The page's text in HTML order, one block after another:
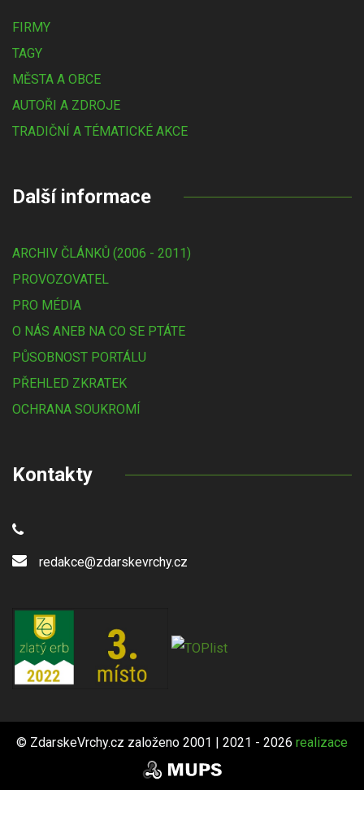
FIRMY
TAGY
MĚSTA A OBCE
AUTOŘI A ZDROJE
TRADIČNÍ A TÉMATICKÉ AKCE
Další informace
ARCHIV ČLÁNKŮ (2006 - 2011)
PROVOZOVATEL
PRO MÉDIA
O NÁS ANEB NA CO SE PTÁTE
PŮSOBNOST PORTÁLU
PŘEHLED ZKRATEK
OCHRANA SOUKROMÍ
Kontakty
redakce@zdarskevrchy.cz
© ZdarskeVrchy.cz založeno 2001 | 2021 - 2026 realizace